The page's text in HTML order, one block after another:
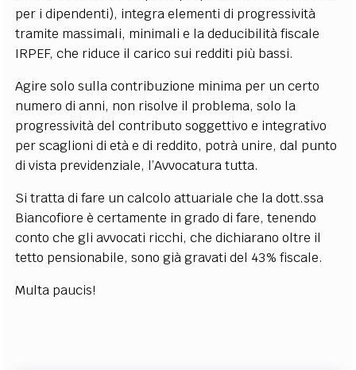
per i dipendenti), integra elementi di progressività
tramite massimali, minimali e la deducibilità fiscale
IRPEF, che riduce il carico sui redditi più bassi.
Agire solo sulla contribuzione minima per un certo
numero di anni, non risolve il problema, solo la
progressività del contributo soggettivo e integrativo
per scaglioni di età e di reddito, potrà unire, dal punto
di vista previdenziale, l’Avvocatura tutta.
Si tratta di fare un calcolo attuariale che la dott.ssa
Biancofiore è certamente in grado di fare, tenendo
conto che gli avvocati ricchi, che dichiarano oltre il
tetto pensionabile, sono già gravati del 43% fiscale.
Multa paucis!